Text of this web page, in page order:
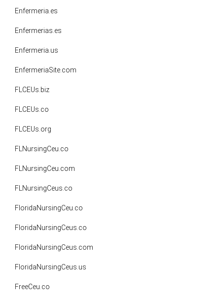
Enfermeria.es
Enfermerias.es
Enfermeria.us
EnfermeriaSite.com
FLCEUs.biz
FLCEUs.co
FLCEUs.org
FLNursingCeu.co
FLNursingCeu.com
FLNursingCeus.co
FloridaNursingCeu.co
FloridaNursingCeus.co
FloridaNursingCeus.com
FloridaNursingCeus.us
FreeCeu.co